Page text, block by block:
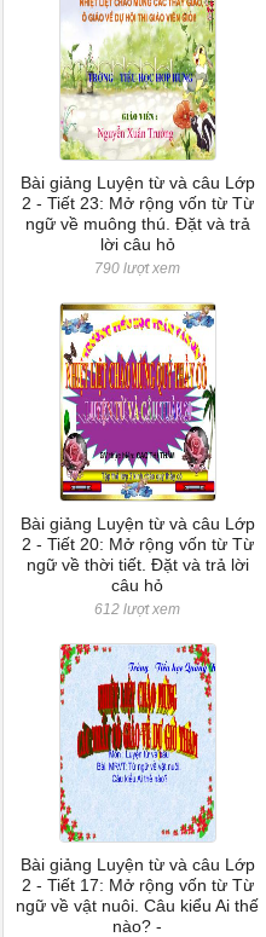
Bài giảng Luyện từ và câu Lớp
2 - Tiết 23: Mở rộng vốn từ Từ
ngữ về muông thú. Đặt và trả
lời câu hỏ
790 lượt xem
Bài giảng Luyện từ và câu Lớp
2 - Tiết 20: Mở rộng vốn từ Từ
ngữ về thời tiết. Đặt và trả lời
câu hỏ
612 lượt xem
Bài giảng Luyện từ và câu Lớp
2 - Tiết 17: Mở rộng vốn từ Từ
ngữ về vật nuôi. Câu kiểu Ai thế
nào? -